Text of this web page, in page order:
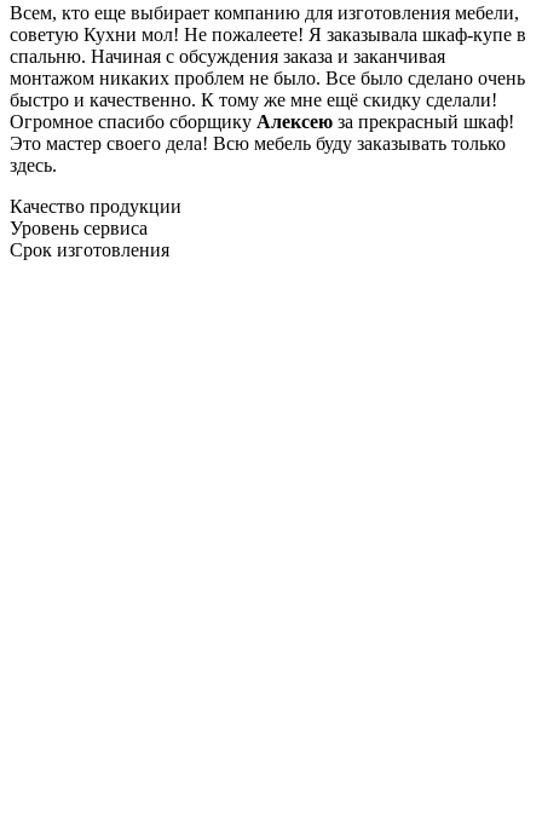
Всем, кто еще выбирает компанию для изготовления мебели,
советую Кухни мол! Не пожалеете! Я заказывала шкаф-купе в
спальню. Начиная с обсуждения заказа и заканчивая
монтажом никаких проблем не было. Все было сделано очень
быстро и качественно. К тому же мне ещё скидку сделали!
Огромное спасибо сборщику Алексею за прекрасный шкаф!
Это мастер своего дела! Всю мебель буду заказывать только
здесь.
Качество продукции
Уровень сервиса
Срок изготовления